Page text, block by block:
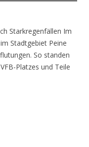
Starkregenfällen Im
Stadtgebiet Peine
So standen
Platzes und Teile